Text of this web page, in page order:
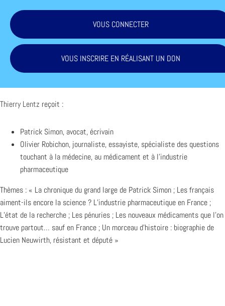
VOUS CONNECTER
VOUS INSCRIRE EN RÉALISANT UN DON
Thierry Lentz reçoit :
Patrick Simon, avocat, écrivain
Olivier Robichon, journaliste, essayiste, spécialiste des questions
touchant à la médecine, au médicament et à l’industrie
pharmaceutique
Thèmes : « La chronique du grand large de Patrick Simon ; Les français
aiment-ils encore la science ? L’industrie pharmaceutique en France ;
L’état de la recherche ; Les pénuries ; Les nouveaux médicaments que l’on
trouve partout… sauf en France ; Un morceau d’histoire : biographie de
Lucien Neuwirth, résistant et député »